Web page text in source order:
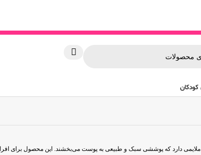
دارد که پوششی سبک و طبیعی به پوست می‌بخشند. این محصول برای